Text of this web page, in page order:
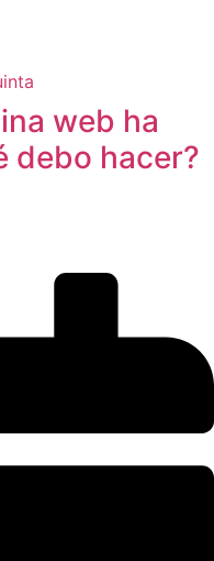
web ha
debo hacer?